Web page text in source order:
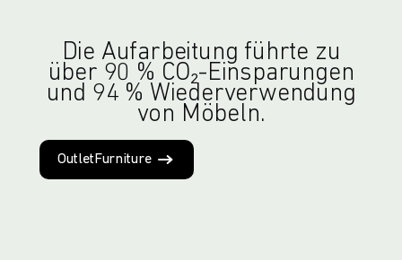
Die Aufarbeitung führte zu
über 90 % CO₂-Einsparungen
und 94 % Wiederverwendung
von Möbeln.
OutletFurniture